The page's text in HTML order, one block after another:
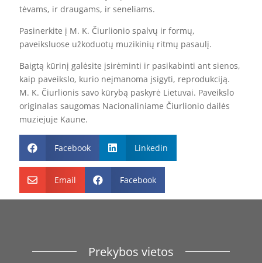
tėvams, ir draugams, ir seneliams.
Pasinerkite į M. K. Čiurlionio spalvų ir formų,
paveiksluose užkoduotų muzikinių ritmų pasaulį.
Baigtą kūrinį galėsite įsirėminti ir pasikabinti ant sienos,
kaip paveikslo, kurio neįmanoma įsigyti, reprodukciją.
M. K. Čiurlionis savo kūrybą paskyrė Lietuvai. Paveikslo
originalas saugomas Nacionaliniame Čiurlionio dailės
muziejuje Kaune.
 Facebook  Linkedin
 Email  Facebook
Prekybos vietos